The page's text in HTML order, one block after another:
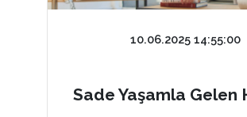
10.06.2025 14:55:00
Sade Yaşamla Gelen